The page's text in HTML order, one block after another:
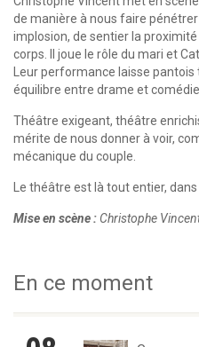
de manière à nous faire
implosion, de sentier la
corps. Il joue le rôle du mari et
Leur performance laisse
équilibre entre drame et
Théâtre exigeant, théâtre
mérite de nous donner à voir,
mécanique du couple.
Le théâtre est là tout entier, dans
Mise en scène : Christophe
En ce moment